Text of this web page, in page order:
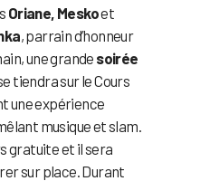
Oriane, Meskoet
, parrain d’honneur
une grande soirée
tiendra sur le Cours
une expérience
musique et slam.
gratuite et il sera
sur place. Durant